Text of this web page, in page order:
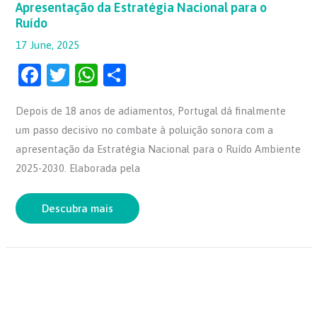
Apresentação da Estratégia Nacional para o
Ruído
17 June, 2025
F
c
e
b
o
o
T
itt
er
W
at
s
A
p
p
ar
e
Depois de 18 anos de adiamentos, Portugal dá finalmente
um passo decisivo no combate à poluição sonora com a
apresentação da Estratégia Nacional para o Ruído Ambiente
2025-2030. Elaborada pela
Descubra mais